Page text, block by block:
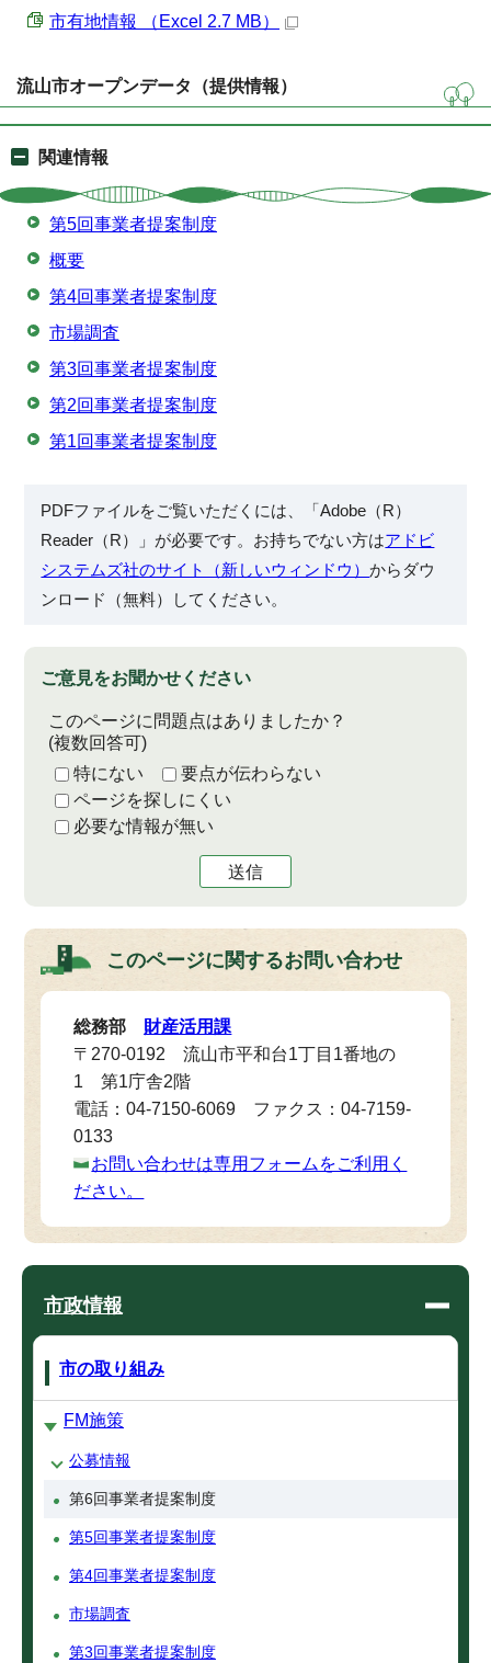
市有地情報 （Excel 2.7 MB）
流山市オープンデータ（提供情報）
関連情報
第5回事業者提案制度
概要
第4回事業者提案制度
市場調査
第3回事業者提案制度
第2回事業者提案制度
第1回事業者提案制度
PDFファイルをご覧いただくには、「Adobe（R）
Reader（R）」が必要です。お持ちでない方はアドビ
システムズ社のサイト（新しいウィンドウ）からダウ
ンロード（無料）してください。
ご意見をお聞かせください
このページに問題点はありましたか？
(複数回答可)
特にない
要点が伝わらない
ページを探しにくい
必要な情報が無い
送信
このページに関するお問い合わせ
総務部 財産活用課
〒270-0192 流山市平和台1丁目1番地の
1 第1庁舎2階
電話：04-7150-6069 ファクス：04-7159-
0133
お問い合わせは専用フォームをご利用く
ださい。
市政情報
市の取り組み
FM施策
公募情報
第6回事業者提案制度
第5回事業者提案制度
第4回事業者提案制度
市場調査
第3回事業者提案制度